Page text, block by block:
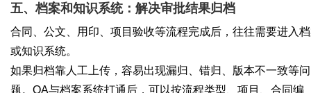
五、档案和知识系统：解决审批结果归档
合同、公文、用印、项目验收等流程完成后，往往需要进入
或知识系统。
如果归档靠人工上传，容易出现漏归、错归、版本不一致等问
题。OA与档案系统打通后，可以按流程类型、项目、合同编